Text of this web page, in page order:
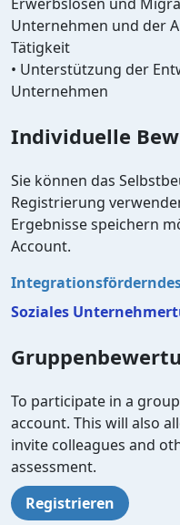
Unternehmen und der
Tätigkeit
• Unterstützung der
Unternehmen
Individuelle
Sie können das
Registrierung
Ergebnisse speichern
Account.
Soziales
To participate in a
account. This will also
invite colleagues and
assessment.
Registrieren